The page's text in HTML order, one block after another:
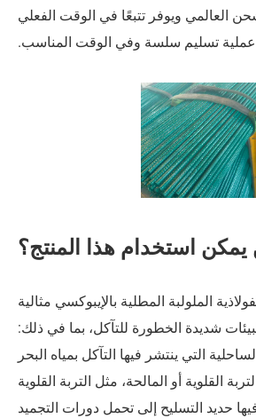
في الوقت الفعلي
الوقت المناسب.
هذا المنتج؟
بالإيبوكسي مثالية
للتآكل، بما في ذلك:
التآكل بمياه البحر
مثل التربة القلوية
تحمل دورات التجميد